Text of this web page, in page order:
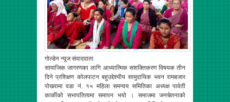
गोल्डेन न्यूज संवाददाता
सामाजिक जागरणका लागि आध्यात्मिक सशक्तिकरण विषयक तीन
दिने प्रशिक्षण कोलपाटन बहुउद्देश्यीय सामुदायिक भवन रामबजार
पोखरामा वडा नं. १५ महिला समन्वय समितिका अध्यक्ष पार्वती
कार्कीको सभापतित्वमा समापन भयो । समाजमा जनचेतनाको